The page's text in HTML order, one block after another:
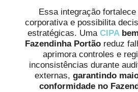
Essa integração
corporativa e possibilita
estratégicas. Uma CIPA
Fazendinha Portãoreduz
aprimora controles e
inconsistências durante
externas, garantindo
conformidade no